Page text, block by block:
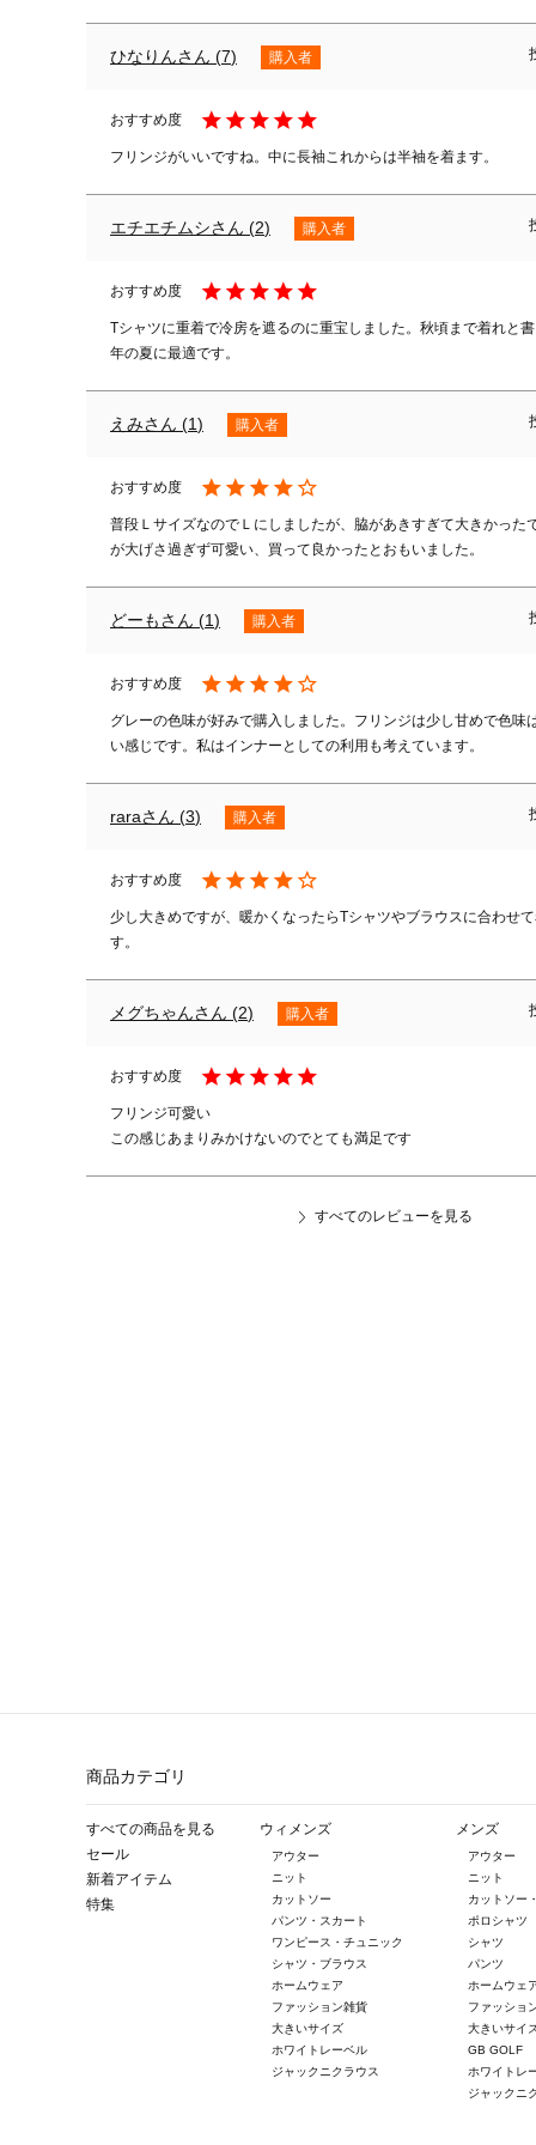
ひなりん 7 購入者
フリンジがいいですね。中に長袖これからは半袖を着ます。
エチエチムシ 2 購入者
Tシャツに重着で冷房を遮るのに重宝しました。秋頃まで着れと
年の夏に最適です。
えみ 1 購入者
普段ＬサイズなのでＬにしましたが、脇があきすぎて大きかった
が大げさ過ぎず可愛い、買って良かったとおもいました。
どーも 1 購入者
グレーの色味が好みで購入しました。フリンジは少し甘めで色味
い感じです。私はインナーとしての利用も考えています。
rara 3 購入者
少し大きめですが、暖かくなったらTシャツやブラウスに合わせ
す。
メグちゃん 2 購入者
フリンジ可愛い
この感じあまりみかけないのでとても満足です
すべてのレビューを見る
商品カテゴリ
すべての商品を見る
セール
新着アイテム
特集
ウィメンズ
アウター
ニット
カットソー
パンツ・スカート
ワンピース・チュニック
シャツ・ブラウス
ホームウェア
ファッション雑貨
大きいサイズ
ホワイトレーベル
ジャックニクラウス
メンズ
アウター
ニット
カットソー
ポロシャツ
シャツ
パンツ
ホームウェ
ファッショ
大きいサイ
GB GOLF
ホワイトレ
ジャックニ